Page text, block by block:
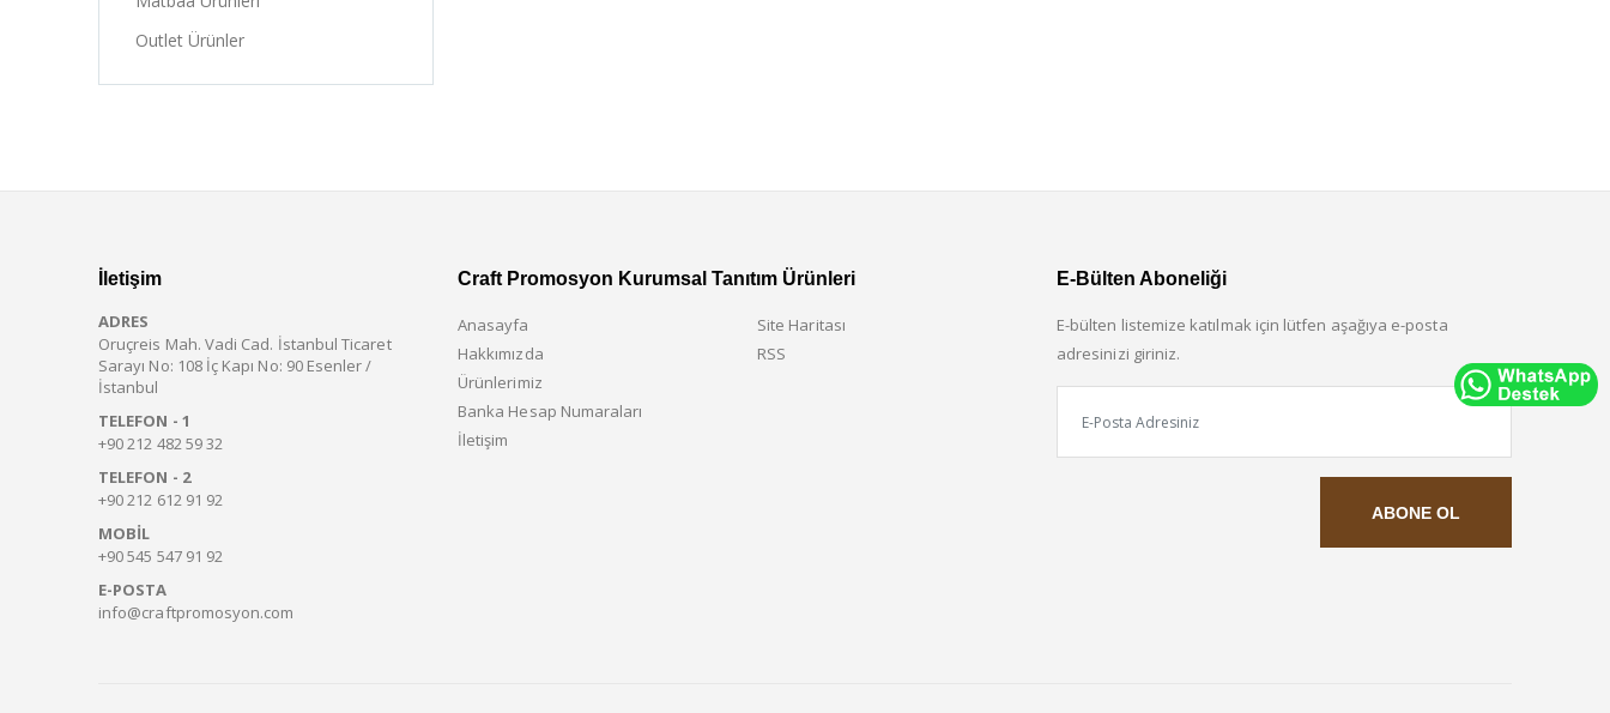
Outlet Ürünler
İletişim
ADRES
Oruçreis Mah. Vadi Cad. İstanbul Ticaret
Sarayı No: 108 İç Kapı No: 90 Esenler /
İstanbul
TELEFON - 1
+90 212 482 59 32
TELEFON - 2
+90 212 612 91 92
MOBIL
+90 545 547 91 92
E-POSTA
info@craftpromosyon.com
Craft Promosyon Kurumsal Tanıtım Ürünleri
Anasayfa
Hakkımızda
Ürünlerimiz
Banka Hesap Numaraları
İletişim
Site Haritası
RSS
E-Bülten Aboneliği
E-bülten listemize katılmak için lütfen aşağıya e-posta
adresinizi giriniz.